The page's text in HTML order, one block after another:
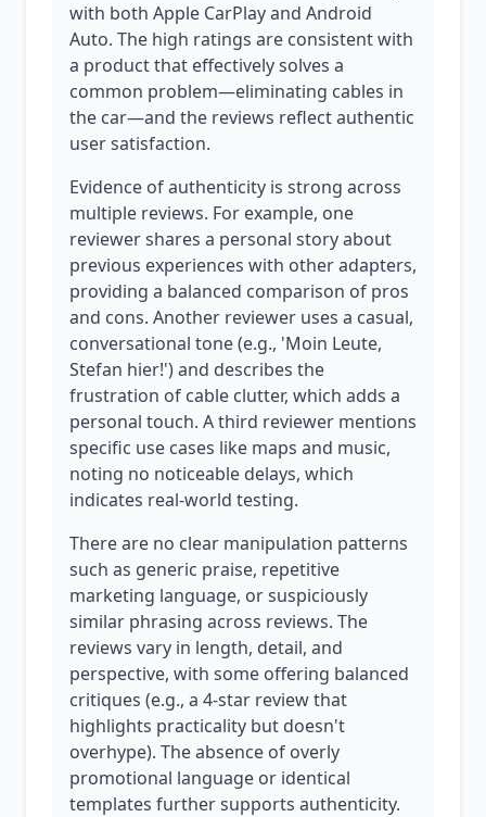
with both Apple CarPlay and Android
Auto. The high ratings are consistent with
a product that effectively solves a
common problem—eliminating cables in
the car—and the reviews reflect authentic
user satisfaction.
Evidence of authenticity is strong across
multiple reviews. For example, one
reviewer shares a personal story about
previous experiences with other adapters,
providing a balanced comparison of pros
and cons. Another reviewer uses a casual,
conversational tone (e.g., 'Moin Leute,
Stefan hier!') and describes the
frustration of cable clutter, which adds a
personal touch. A third reviewer mentions
specific use cases like maps and music,
noting no noticeable delays, which
indicates real-world testing.
There are no clear manipulation patterns
such as generic praise, repetitive
marketing language, or suspiciously
similar phrasing across reviews. The
reviews vary in length, detail, and
perspective, with some offering balanced
critiques (e.g., a 4-star review that
highlights practicality but doesn't
overhype). The absence of overly
promotional language or identical
templates further supports authenticity.